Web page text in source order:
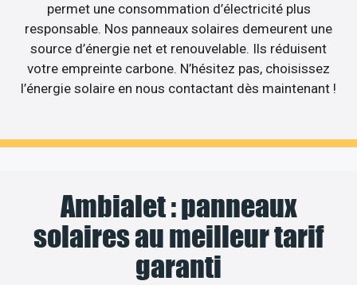
permet une consommation d’électricité plus
responsable. Nos panneaux solaires demeurent une
source d’énergie net et renouvelable. Ils réduisent
votre empreinte carbone. N’hésitez pas, choisissez
l’énergie solaire en nous contactant dès maintenant !
Ambialet : panneaux
solaires au meilleur tarif
garanti